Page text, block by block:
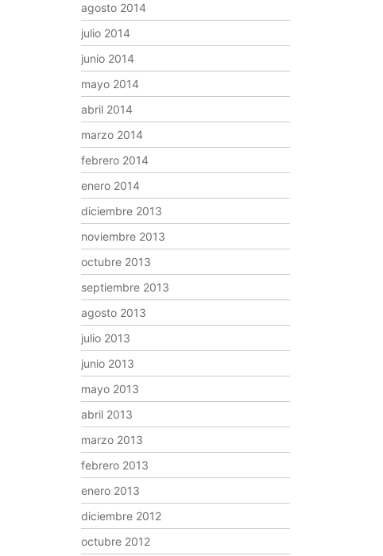
agosto 2014
julio 2014
junio 2014
mayo 2014
abril 2014
marzo 2014
febrero 2014
enero 2014
diciembre 2013
noviembre 2013
octubre 2013
septiembre 2013
agosto 2013
julio 2013
junio 2013
mayo 2013
abril 2013
marzo 2013
febrero 2013
enero 2013
diciembre 2012
octubre 2012